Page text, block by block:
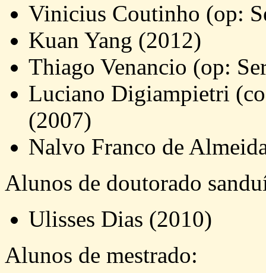
Vinicius Coutinho (op:
Kuan Yang (2012)
Thiago Venancio (op:
Luciano Digiampietri
(2007)
Nalvo Franco de
Alunos de doutorado
Ulisses Dias (2010)
Alunos de mestrado: